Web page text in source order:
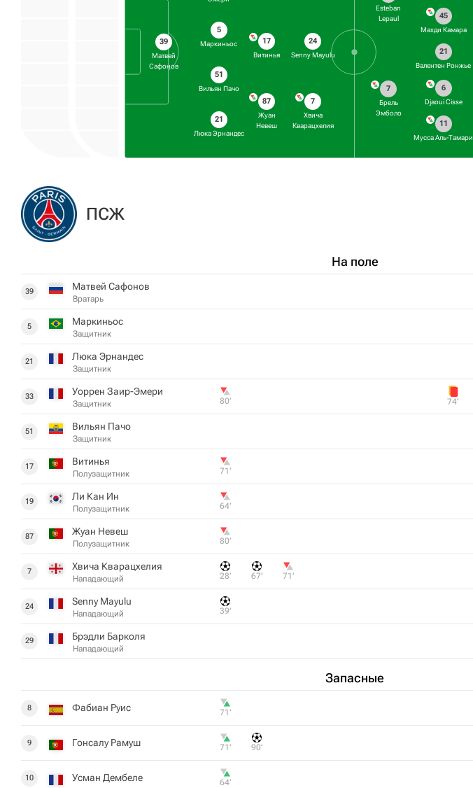
39
Матвей
Сафонов
5
Маркиньос
51
Вильян Пачо
21
Люка Эрнандес
17
Витинья
87
Жуан
Невеш
24
Senny Mayulu
7
Хвича
Кварацхелия
45
Махди Камара
21
Валентен Ронжье
6
Djaoui Cisse
11
Мусса Аль-Тамари
Esteban
Lepaul
7
Брель
Эмболо
ПСЖ
На поле
39 Матвей Сафонов
Вратарь
5 Маркиньос
Защитник
21 Люка Эрнандес
Защитник
33 Уоррен Заир-Эмери
Защитник 80‎’‎
51 Вильян Пачо
Защитник
17 Витинья
Полузащитник 71‎’‎
19 Ли Кан Ин
Полузащитник 64‎’‎
87 Жуан Невеш
Полузащитник 80‎’‎
7 Хвича Кварацхелия
Нападающий 28‎’‎ 67‎’‎ 71‎’‎
24 Senny Mayulu
Нападающий 39‎’‎
29 Брэдли Барколя
Нападающий
Запасные
8 Фабиан Руис 71‎’‎
9 Гонсалу Рамуш 71‎’‎ 90‎’‎
10 Усман Дембеле 64‎’‎
74‎’‎